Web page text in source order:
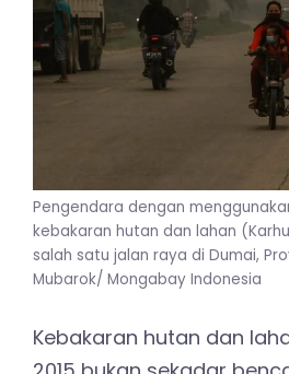
Pengendara dengan
kebakaran hutan dan lahan
salah satu jalan raya di Dumai,
Mubarok/ Mongabay Indonesia
Kebakaran hutan dan